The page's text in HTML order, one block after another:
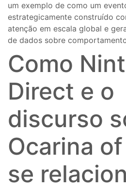
um exemplo de como um
estrategicamente construído
atenção em escala global e
de dados sobre
Como
Direct e o
discurso
Ocarina
se